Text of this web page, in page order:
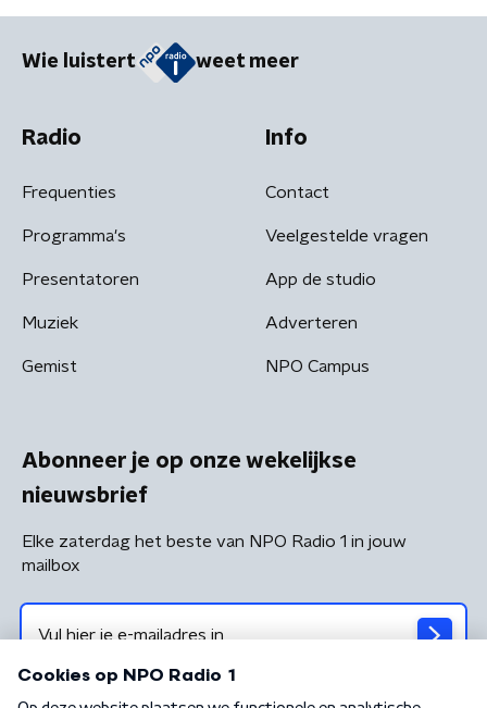
Wie luistert weet meer
Radio
Frequenties
Programma's
Presentatoren
Muziek
Gemist
Info
Contact
Veelgestelde vragen
App de studio
Adverteren
NPO Campus
Abonneer je op onze wekelijkse
nieuwsbrief
Elke zaterdag het beste van NPO Radio 1 in jouw
mailbox